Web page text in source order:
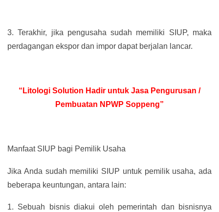
3. Terakhir, jika pengusaha sudah memiliki SIUP, maka
perdagangan ekspor dan impor dapat berjalan lancar.
“Litologi Solution Hadir untuk Jasa Pengurusan /
Pembuatan NPWP Soppeng”
Manfaat SIUP bagi Pemilik Usaha
Jika Anda sudah memiliki SIUP untuk pemilik usaha, ada
beberapa keuntungan, antara lain:
1. Sebuah bisnis diakui oleh pemerintah dan bisnisnya